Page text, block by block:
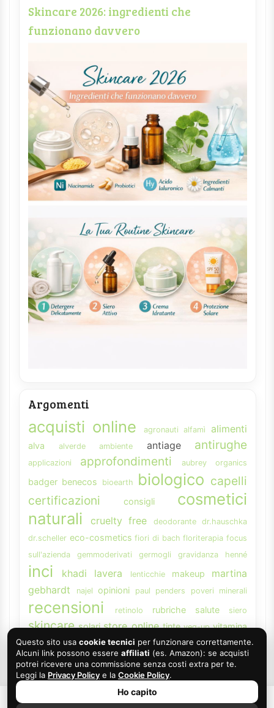
Skincare 2026: ingredienti che
funzionano davvero
Argomenti
acquisti online agronauti alfamì alimenti
alva alverde ambiente antiage antirughe
applicazioni approfondimenti aubrey organics
badger benecos bioearth biologico capelli
certificazioni
consigli
cosmetici
naturali
cruelty free deodorante
dr.hauschka
dr.scheller eco-cosmetics fiori di bach floriterapia focus
sull'azienda
gemmoderivati germogli gravidanza henné
inci khadi lavera lenticchie makeup
martina
gebhardt
najel opinioni paul penders poveri minerali
recensioni retinolo rubriche salute siero
skincare solari store online tinte veg-up vitamina
A weleda
Questo sito usa cookie tecnici per funzionare correttamente.
Alcuni link possono essere affiliati (es. Amazon): se acquisti
potrei ricevere una commissione senza costi extra per te.
Leggi la Privacy Policy e la Cookie Policy.
Ho capito